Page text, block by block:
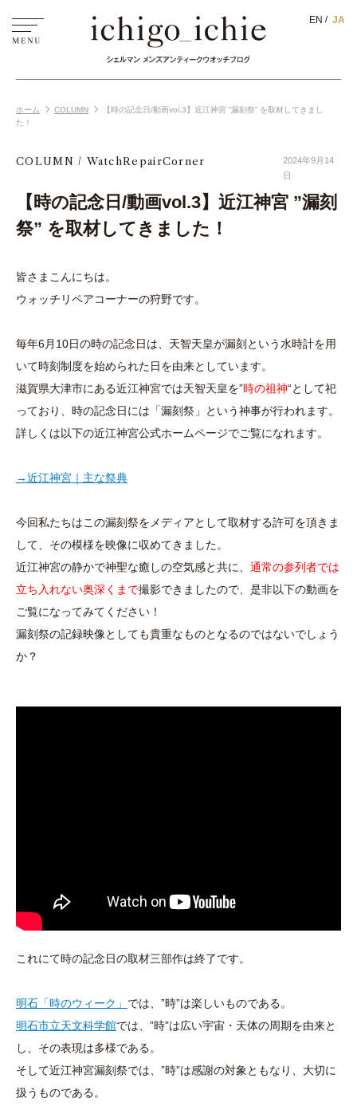
ホーム COLUMN
【時の記念日/動画vol.3】近江神宮 ”漏刻祭” を取材してきまし
た！
COLUMN WatchRepairCorner
2024年9月14
日
【時の記念日/動画vol.3】近江神宮 ”漏刻
祭” を取材してきました！
皆さまこんにちは。
ウォッチリペアコーナーの狩野です。
毎年6月10日の時の記念日は、天智天皇が漏刻という水時計を用
いて時刻制度を始められた日を由来としています。
滋賀県大津市にある近江神宮では天智天皇を”時の祖神“として祀
っており、時の記念日には「漏刻祭」という神事が行われます。
詳しくは以下の近江神宮公式ホームページでご覧になれます。
→近江神宮｜主な祭典
今回私たちはこの漏刻祭をメディアとして取材する許可を頂きま
して、その模様を映像に収めてきました。
近江神宮の静かで神聖な癒しの空気感と共に、 通常の参列者では
立ち入れない奥深くまで撮影できましたので、是非以下の動画を
ご覧になってみてください！
漏刻祭の記録映像としても貴重なものとなるのではないでしょう
か？
これにて時の記念日の取材三部作は終了です。
明石「時のウィーク」 では、”時”は楽しいものである。
明石市立天文科学館では、”時”は広い宇宙・天体の周期を由来と
し、その表現は多様である。
そして近江神宮漏刻祭では、”時”は感謝の対象ともなり、大切に
扱うものである。
EN JA